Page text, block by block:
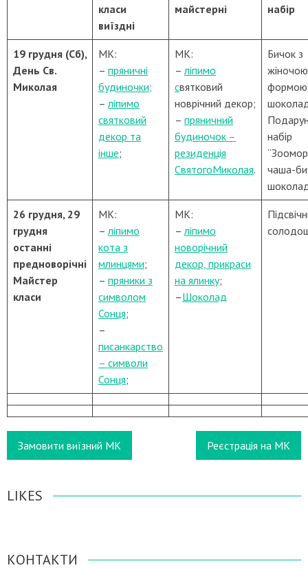
класи
виїздні
майстерні
набір
19 грудня (Сб),
День Св.
Миколая
МК:
– пряничні
будиночки;
– ліпимо
святковий
декор та
інше;
МК:
– ліпимо
святковий
новрічний декор;
– пряничний
будиночок –
резиденція
СвятогоМиколая.
Бичок з
жіночою
формою
набір
чаша-
26 грудня, 29
грудня
останні
предноворічні
Майстер
класи
МК:
– ліпимо
кота з
млинцями;
– пряники з
символом
Сонця;
–
писанкарство
– символи
Сонця;
МК:
– ліпимо
новорічний
декор, прикраси
на ялинку;
–Шоколад
Замовити виїзний МК Реєстрація на МК
LIKES
КОНТАКТИ